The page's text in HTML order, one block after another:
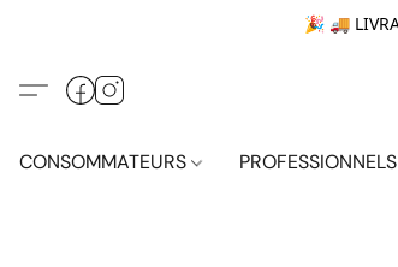
🎉 🚚
CONSOMMATEURS